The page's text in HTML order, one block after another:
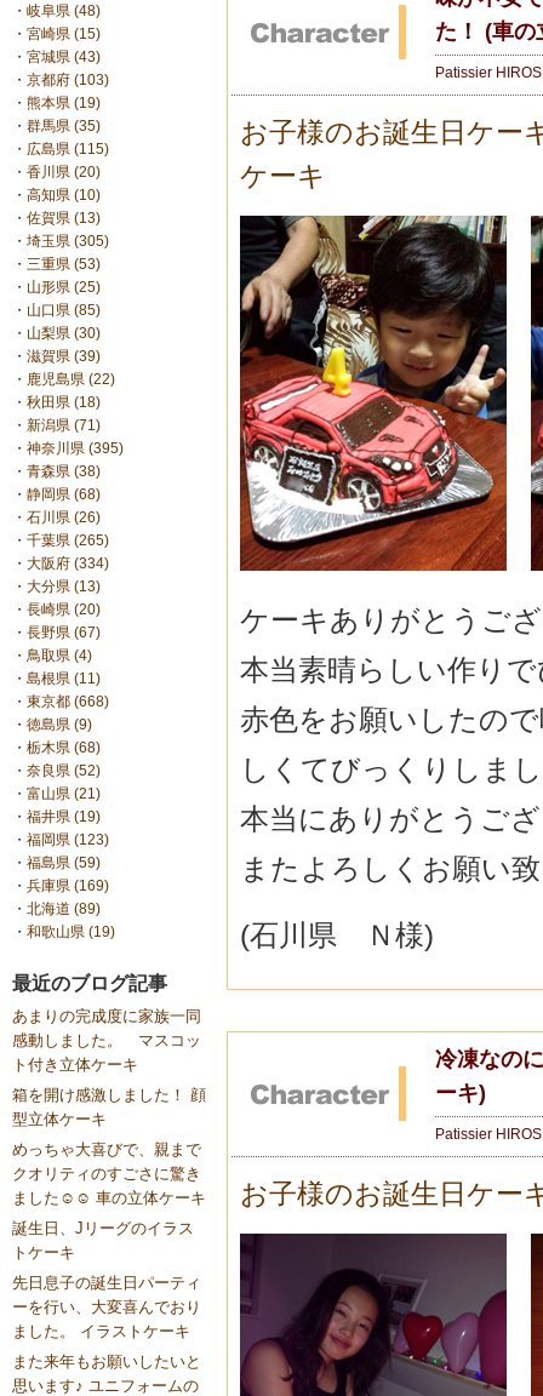
・ 岐阜県 (48)
・ 宮崎県 (15)
・ 宮城県 (43)
・ 京都府 (103)
・ 熊本県 (19)
・ 群馬県 (35)
・ 広島県 (115)
・ 香川県 (20)
・ 高知県 (10)
・ 佐賀県 (13)
・ 埼玉県 (305)
・ 三重県 (53)
・ 山形県 (25)
・ 山口県 (85)
・ 山梨県 (30)
・ 滋賀県 (39)
・ 鹿児島県 (22)
・ 秋田県 (18)
・ 新潟県 (71)
・ 神奈川県 (395)
・ 青森県 (38)
・ 静岡県 (68)
・ 石川県 (26)
・ 千葉県 (265)
・ 大阪府 (334)
・ 大分県 (13)
・ 長崎県 (20)
・ 長野県 (67)
・ 鳥取県 (4)
・ 島根県 (11)
・ 東京都 (668)
・ 徳島県 (9)
・ 栃木県 (68)
・ 奈良県 (52)
・ 富山県 (21)
・ 福井県 (19)
・ 福岡県 (123)
・ 福島県 (59)
・ 兵庫県 (169)
・ 北海道 (89)
・ 和歌山県 (19)
最近のブログ記事
あまりの完成度に家族一同
感動しました。 マスコッ
ト付き立体ケーキ
箱を開け感激しました！ 顔
型立体ケーキ
めっちゃ大喜びで、親まで
クオリティのすごさに驚き
ました☺️☺️ 車の立体ケーキ
誕生日、Jリーグのイラス
トケーキ
先日息子の誕生日パーティ
ーを行い、大変喜んでおり
ました。 イラストケーキ
また来年もお願いしたいと
思います♪ ユニフォームの
た！ (車の
Patissier
お子様のお誕生日ケー
ケーキ
ケーキありがとうご
本当素晴らしい作り
赤色をお願いしたの
しくてびっくりしま
本当にありがとうご
またよろしくお願い
(石川県 Ｎ様)
冷凍なの
ーキ)
Patissier
お子様のお誕生日ケー